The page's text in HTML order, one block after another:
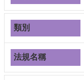
議
校
務
會
議
校